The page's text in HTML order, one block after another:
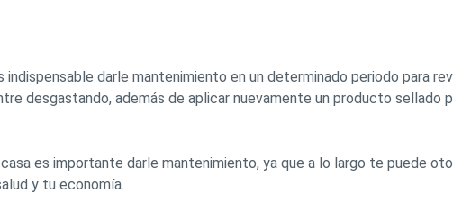
darle mantenimiento en un determinado periodo para
desgastando, además de aplicar nuevamente un producto sellado
es importante darle mantenimiento, ya que a lo largo te puede
y tu economía.